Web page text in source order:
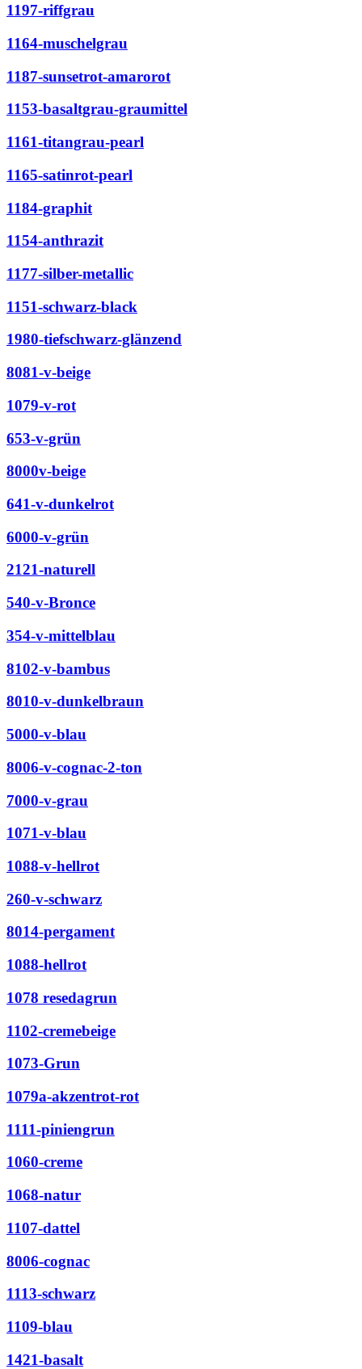
1197-riffgrau
1164-muschelgrau
1187-sunsetrot-amarorot
1153-basaltgrau-graumittel
1161-titangrau-pearl
1165-satinrot-pearl
1184-graphit
1154-anthrazit
1177-silber-metallic
1151-schwarz-black
1980-tiefschwarz-glänzend
8081-v-beige
1079-v-rot
653-v-grün
8000v-beige
641-v-dunkelrot
6000-v-grün
2121-naturell
540-v-Bronce
354-v-mittelblau
8102-v-bambus
8010-v-dunkelbraun
5000-v-blau
8006-v-cognac-2-ton
7000-v-grau
1071-v-blau
1088-v-hellrot
260-v-schwarz
8014-pergament
1088-hellrot
1078 resedagrun
1102-cremebeige
1073-Grun
1079a-akzentrot-rot
1111-piniengrun
1060-creme
1068-natur
1107-dattel
8006-cognac
1113-schwarz
1109-blau
1421-basalt